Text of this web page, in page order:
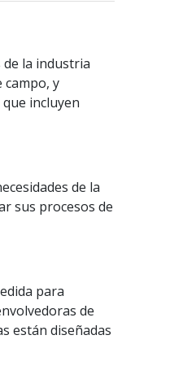
de la industria
campo, y
incluyen
de la
sus procesos de
para
de
están diseñadas